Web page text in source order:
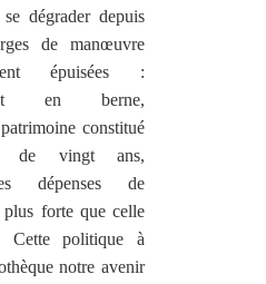
dégrader depuis
de manœuvre
épuisées :
en berne,
constitué
de vingt ans,
dépenses de
plus forte que celle
Cette politique à
notre avenir